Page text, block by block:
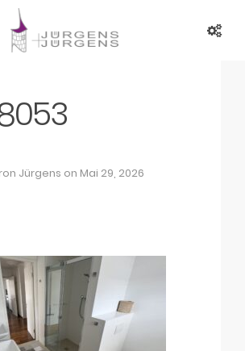
Jürgens on Mai 29, 2026